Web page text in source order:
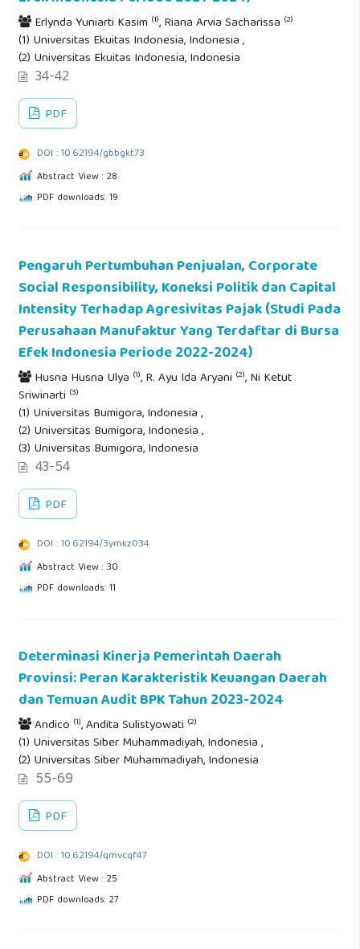
Erlynda Yuniarti Kasim (1), Riana Arvia Sacharissa (2)
(1) Universitas Ekuitas Indonesia, Indonesia ,
(2) Universitas Ekuitas Indonesia, Indonesia
34-42
PDF
DOI : 10.62194/gbbgkt73
Abstract View : 28
PDF downloads: 19
Pengaruh Pertumbuhan Penjualan, Corporate
Social Responsibility, Koneksi Politik dan Capital
Intensity Terhadap Agresivitas Pajak (Studi Pada
Perusahaan Manufaktur Yang Terdaftar di Bursa
Efek Indonesia Periode 2022-2024)
Husna Husna Ulya (1), R. Ayu Ida Aryani (2), Ni Ketut
Sriwinarti (3)
(1) Universitas Bumigora, Indonesia ,
(2) Universitas Bumigora, Indonesia ,
(3) Universitas Bumigora, Indonesia
43-54
PDF
DOI : 10.62194/3ymkz034
Abstract View : 30
PDF downloads: 11
Determinasi Kinerja Pemerintah Daerah
Provinsi: Peran Karakteristik Keuangan Daerah
dan Temuan Audit BPK Tahun 2023-2024
Andico (1), Andita Sulistyowati (2)
(1) Universitas Siber Muhammadiyah, Indonesia ,
(2) Universitas Siber Muhammadiyah, Indonesia
55-69
PDF
DOI : 10.62194/qmvcqf47
Abstract View : 25
PDF downloads: 27